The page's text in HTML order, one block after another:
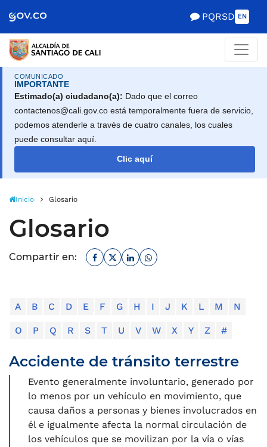
de Santiago
PQRSD EN
COMUNICADO
IMPORTANTE
Estimado(a) ciudadano(a): Dado que el correo
contactenos@cali.gov.co está temporalmente fuera de servicio,
podemos atenderle a través de cuatro canales, los cuales
puede consultar aquí.
Clic aquí
Inicio Glosario
Glosario
Compartir en: Facebook
TwitterLinkedinWhatsapp
A B C D E F G H I J K L M N
O P Q R S T U V W X Y Z #
Accidente de tránsito terrestre
Evento generalmente involuntario, generado por
lo menos por un vehículo en movimiento, que
causa daños a personas y bienes involucrados en
él e igualmente afecta la normal circulación de
los vehículos que se movilizan por la vía o vías